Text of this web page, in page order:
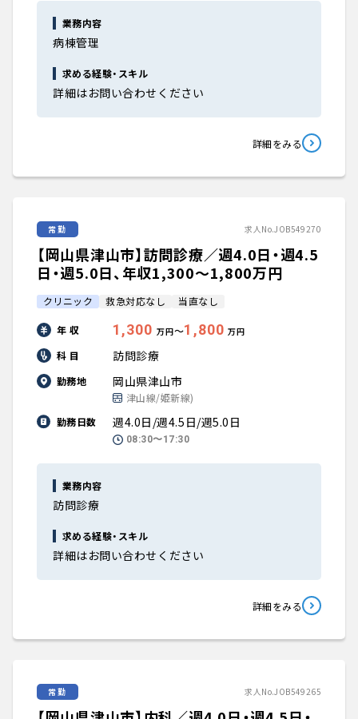
業務内容
病棟管理
求める経験・スキル
詳細はお問い合わせください
詳細をみる
常勤 求人No.JOB549270
【岡山県津山市】訪問診療／週4.0日・週4.5
日・週5.0日、年収1,300〜1,800万円
クリニック 救急対応なし 当直なし
年 収 1,300 万円〜1,800 万円
科 目 訪問診療
勤務地 岡山県津山市
津山線/姫新線)
勤務日数
週4.0日/週4.5日/週5.0日
08:30〜17:30
業務内容
訪問診療
求める経験・スキル
詳細はお問い合わせください
詳細をみる
常勤 求人No.JOB549265